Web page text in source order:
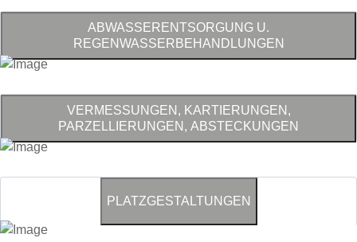
ABWASSERENTSORGUNG U.
REGENWASSERBEHANDLUNGEN
VERMESSUNGEN, KARTIERUNGEN,
PARZELLIERUNGEN, ABSTECKUNGEN
PLATZGESTALTUNGEN